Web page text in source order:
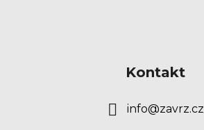
Kontakt
info@zavrz.cz